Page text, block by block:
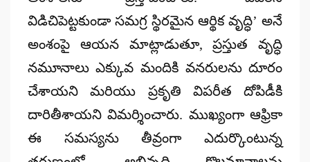
విడిచిపెట్టకుండా సమగ్ర స్థిరమైన ఆర్థిక వృద్ధి’ అనే
అంశంపై ఆయన మాట్లాడుతూ, ప్రస్తుత వృద్ధి
నమూనాలు ఎక్కువ మందికి వనరులను దూరం
చేశాయని మరియు ప్రకృతి విపరీత దోపిడీకి
దారితీశాయని విమర్శించారు. ముఖ్యంగా ఆఫ్రికా
ఈ సమస్యను తీవ్రంగా ఎదుర్కొంటున్న